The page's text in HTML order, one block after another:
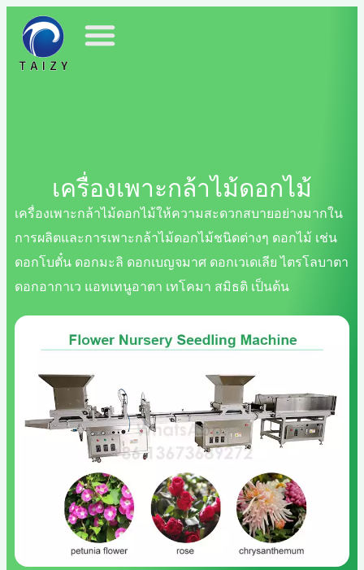
เครื่องเพาะกล้าไม้ดอกไม้
เครื่องเพาะกล้าไม้ดอกไม้ให้ความสะดวกสบายอย่างมากใน
การผลิตและการเพาะกล้าไม้ดอกไม้ชนิดต่างๆ ดอกไม้ เช่น
ดอกโบตั๋น ดอกมะลิ ดอกเบญจมาศ ดอกเวเดเลีย ไตรโลบาตา
ดอกอากาเว แอทเทนูอาตา เทโคมา สมิธติ เป็นต้น